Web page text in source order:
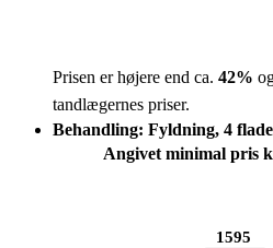
Prisen er højere end ca. 42%
tandlægernes priser.
Behandling: Fyldning, 4
Angivet minimal pris
1595